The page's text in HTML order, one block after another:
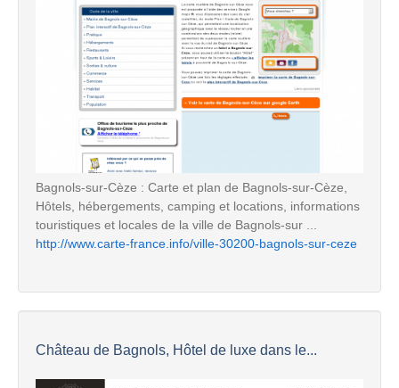
Bagnols-sur-Cèze : Carte et plan de Bagnols-sur-Cèze,
Hôtels, hébergements, camping et locations, informations
touristiques et locales de la ville de Bagnols-sur ...
http://www.carte-france.info/ville-30200-bagnols-sur-ceze
Château de Bagnols, Hôtel de luxe dans le...